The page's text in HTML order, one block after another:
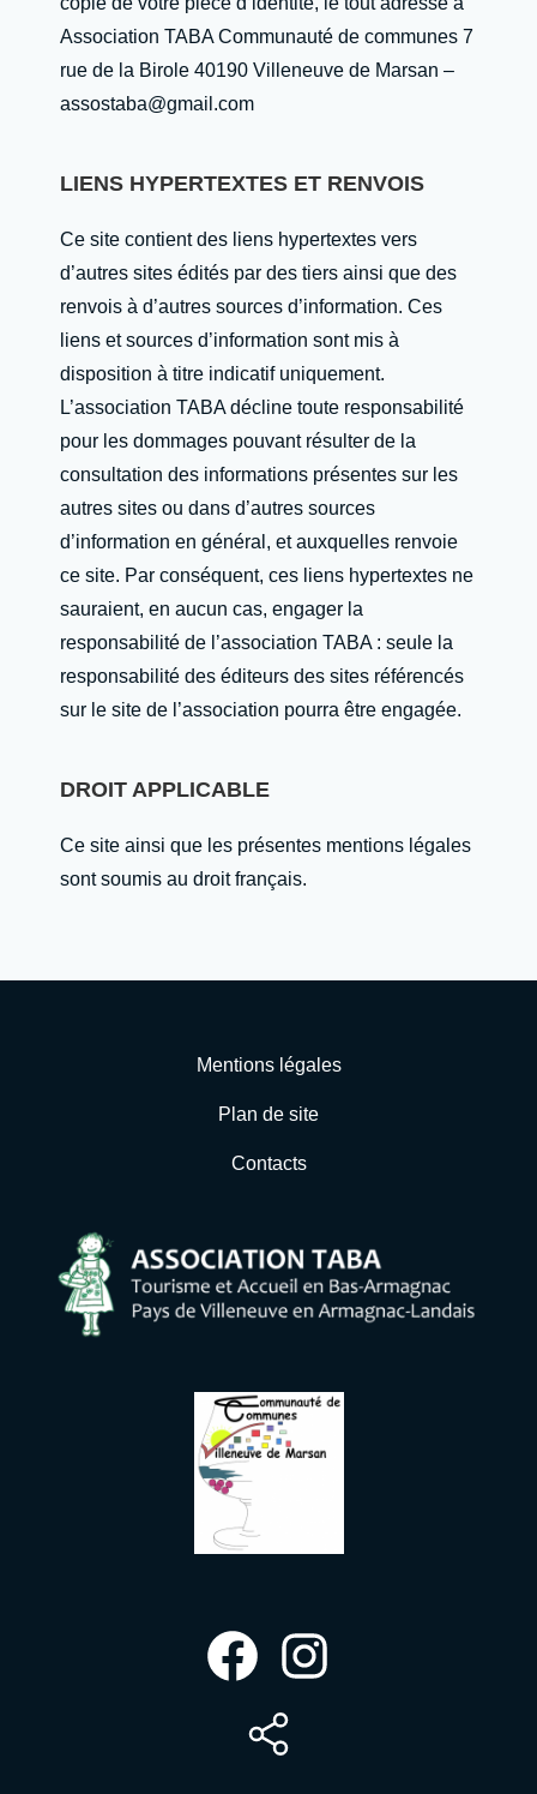
Association TABA Communauté de communes 7
rue de la Birole 40190 Villeneuve de Marsan –
assostaba@gmail.com
LIENS HYPERTEXTES ET RENVOIS
Ce site contient des liens hypertextes vers
d’autres sites édités par des tiers ainsi que des
renvois à d’autres sources d’information. Ces
liens et sources d’information sont mis à
disposition à titre indicatif uniquement.
L’association TABA décline toute responsabilité
pour les dommages pouvant résulter de la
consultation des informations présentes sur les
autres sites ou dans d’autres sources
d’information en général, et auxquelles renvoie
ce site. Par conséquent, ces liens hypertextes ne
sauraient, en aucun cas, engager la
responsabilité de l’association TABA : seule la
responsabilité des éditeurs des sites référencés
sur le site de l’association pourra être engagée.
DROIT APPLICABLE
Ce site ainsi que les présentes mentions légales
sont soumis au droit français.
Mentions légales
Plan de site
Contacts